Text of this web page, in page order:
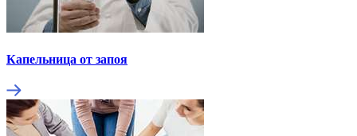
Капельница от запоя